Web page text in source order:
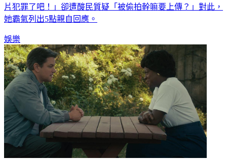
片犯罪了吧！」卻遭酸民質疑「被偷拍幹嘛要上傳？」對此，
她霸氣列出5點親自回應。
娛樂